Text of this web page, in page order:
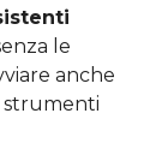
le
anche
strumenti